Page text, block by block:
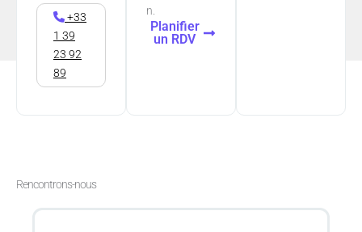
+33
1 39
23 92
89
n.
Planifier
un RDV
Rencontrons-nous